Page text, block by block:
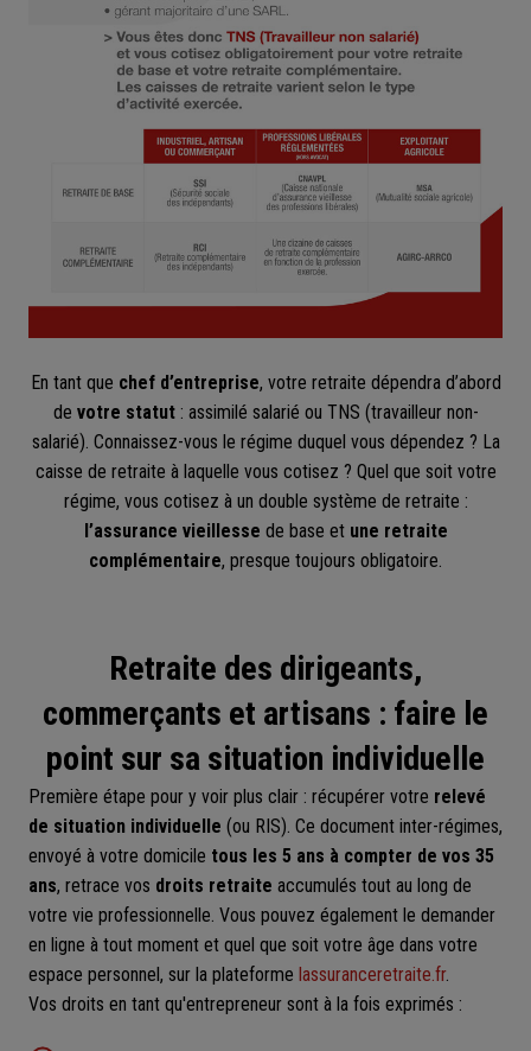
En tant que chef d’entreprise, votre retraite dépendra d’abord
de votre statut: assimilé salarié ou TNS (travailleur non-
salarié). Connaissez-vous le régime duquel vous dépendez ? La
caisse de retraite à laquelle vous cotisez ? Quel que soit votre
régime, vous cotisez à un double système de retraite :
l’assurance vieillesse de base et une retraite
complémentaire, presque toujours obligatoire.
Retraite des dirigeants,
commerçants et artisans : faire le
point sur sa situation individuelle
Première étape pour y voir plus clair : récupérer votre relevé
de situation individuelle (ou RIS). Ce document inter-régimes,
envoyé à votre domicile tous les 5 ans à compter de vos 35
ans, retrace vos droits retraite accumulés tout au long de
votre vie professionnelle. Vous pouvez également le demander
en ligne à tout moment et quel que soit votre âge dans votre
espace personnel, sur la plateforme lassuranceretraite.fr.
Vos droits en tant qu'entrepreneur sont à la fois exprimés :